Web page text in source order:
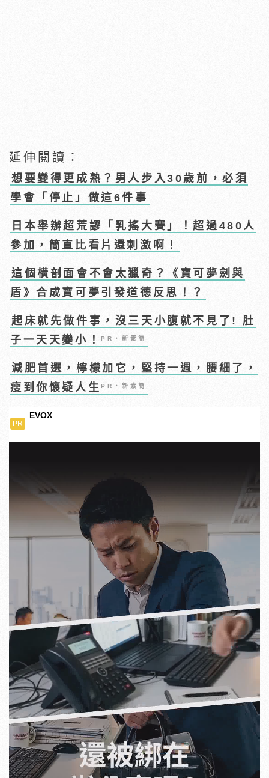
延伸閱讀：
想要變得更成熟？男人步入30歲前，必須
學會「停止」做這6件事
日本舉辦超荒謬「乳搖大賽」！超過480人
參加，簡直比看片還刺激啊！
這個橫剖面會不會太獵奇？《寶可夢劍與
盾》合成寶可夢引發道德反思！？
起床就先做件事，沒三天小腹就不見了! 肚
子一天天變小！PR・新素簡
減肥首選，檸檬加它，堅持一週，腰細了，
瘦到你懷疑人生PR・新素簡
PR
EVOX